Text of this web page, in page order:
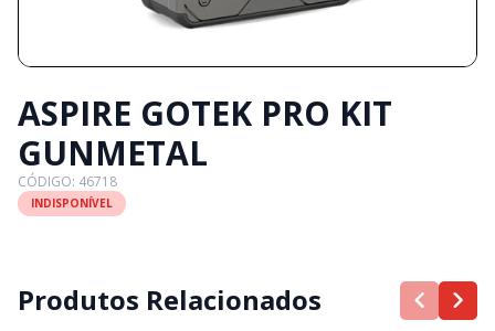
ASPIRE GOTEK PRO KIT
GUNMETAL
CÓDIGO: 46718
INDISPONÍVEL
Produtos Relacionados